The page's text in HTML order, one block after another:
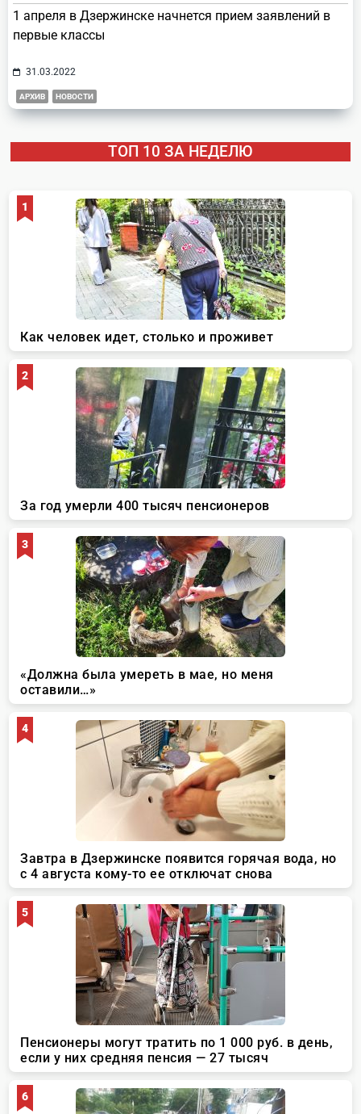
1 апреля в Дзержинске начнется прием заявлений в
первые классы
31.03.2022
АРХИВ НОВОСТИ
ТОП 10 ЗА НЕДЕЛЮ